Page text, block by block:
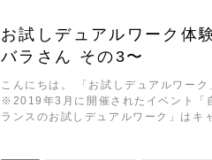
お試しデュアルワーク体
バラさん その3〜
こんにちは。 「お試しデュアルワー
※2019年3月に開催されたイベント
ランスのお試しデュアルワーク」は